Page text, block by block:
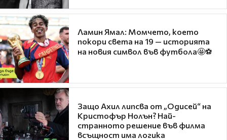
Ламин Ямал: Момчето, което
покори света на 19 — историята
на новия символ във футбола🤩⚽
Защо Ахил липсва от „Одисей“ на
Кристофър Нолън? Най-
странното решение във филма
всъщност има логика